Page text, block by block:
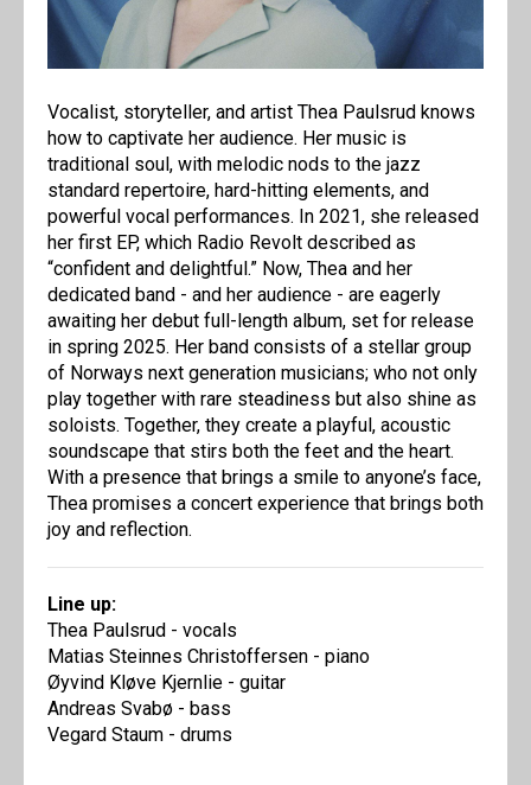
Vocalist, storyteller, and artist Thea Paulsrud knows
how to captivate her audience. Her music is
traditional soul, with melodic nods to the jazz
standard repertoire, hard-hitting elements, and
powerful vocal performances. In 2021, she released
her first EP, which Radio Revolt described as
“confident and delightful.” Now, Thea and her
dedicated band - and her audience - are eagerly
awaiting her debut full-length album, set for release
in spring 2025. Her band consists of a stellar group
of Norways next generation musicians; who not only
play together with rare steadiness but also shine as
soloists. Together, they create a playful, acoustic
soundscape that stirs both the feet and the heart.
With a presence that brings a smile to anyone’s face,
Thea promises a concert experience that brings both
joy and reflection.
Line up:
Thea Paulsrud - vocals
Matias Steinnes Christoffersen - piano
Øyvind Kløve Kjernlie - guitar
Andreas Svabø - bass
Vegard Staum - drums